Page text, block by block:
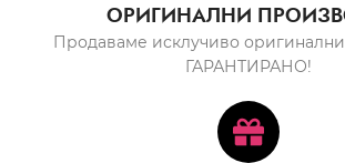
ОРИГИНАЛНИ
Продаваме исклучиво
ГАРАНТИРАНО!